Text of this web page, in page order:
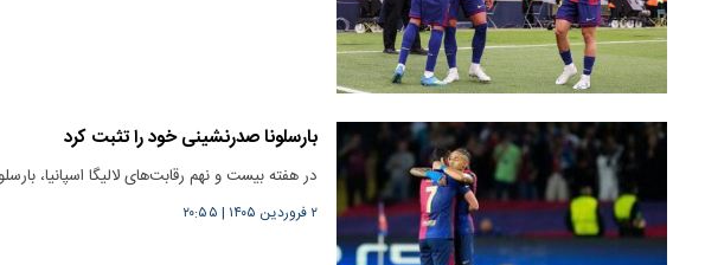
بارسلونا صدرنشینی خود را تثبت کرد
در هفته بیست و نهم رقابت‌های لالیگا اسپانیا،
۲ فروردین ۱۴۰۵ | ۲۰:۵۵